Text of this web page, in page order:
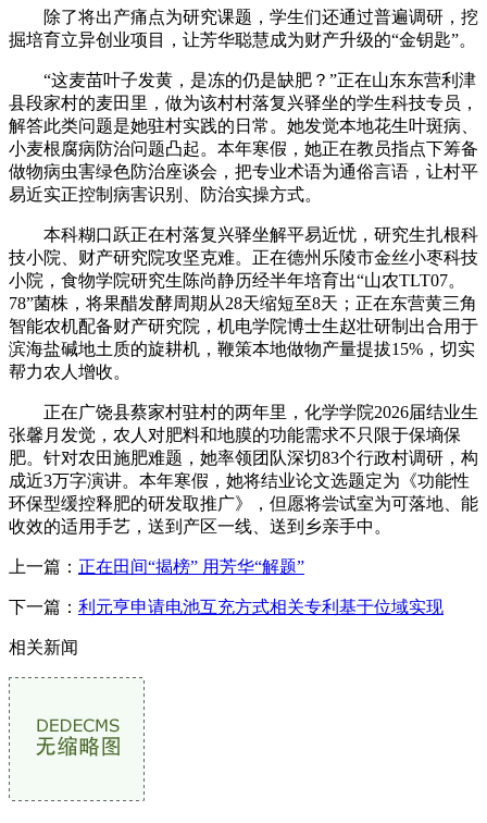
除了将出产痛点为研究课题，学生们还通过普遍调研，挖
掘培育立异创业项目，让芳华聪慧成为财产升级的“金钥匙”。
“这麦苗叶子发黄，是冻的仍是缺肥？”正在山东东营利津
县段家村的麦田里，做为该村村落复兴驿坐的学生科技专员，
解答此类问题是她驻村实践的日常。她发觉本地花生叶斑病、
小麦根腐病防治问题凸起。本年寒假，她正在教员指点下筹备
做物病虫害绿色防治座谈会，把专业术语为通俗言语，让村平
易近实正控制病害识别、防治实操方式。
本科糊口跃正在村落复兴驿坐解平易近忧，研究生扎根科
技小院、财产研究院攻坚克难。正在德州乐陵市金丝小枣科技
小院，食物学院研究生陈尚静历经半年培育出“山农TLT07。
78”菌株，将果醋发酵周期从28天缩短至8天；正在东营黄三角
智能农机配备财产研究院，机电学院博士生赵壮研制出合用于
滨海盐碱地土质的旋耕机，鞭策本地做物产量提拔15%，切实
帮力农人增收。
正在广饶县蔡家村驻村的两年里，化学学院2026届结业生
张馨月发觉，农人对肥料和地膜的功能需求不只限于保墒保
肥。针对农田施肥难题，她率领团队深切83个行政村调研，构
成近3万字演讲。本年寒假，她将结业论文选题定为《功能性
环保型缓控释肥的研发取推广》，但愿将尝试室为可落地、能
收效的适用手艺，送到产区一线、送到乡亲手中。
上一篇： 正在田间“揭榜” 用芳华“解题”
下一篇： 利元亨申请电池互充方式相关专利基于位域实现
相关新闻